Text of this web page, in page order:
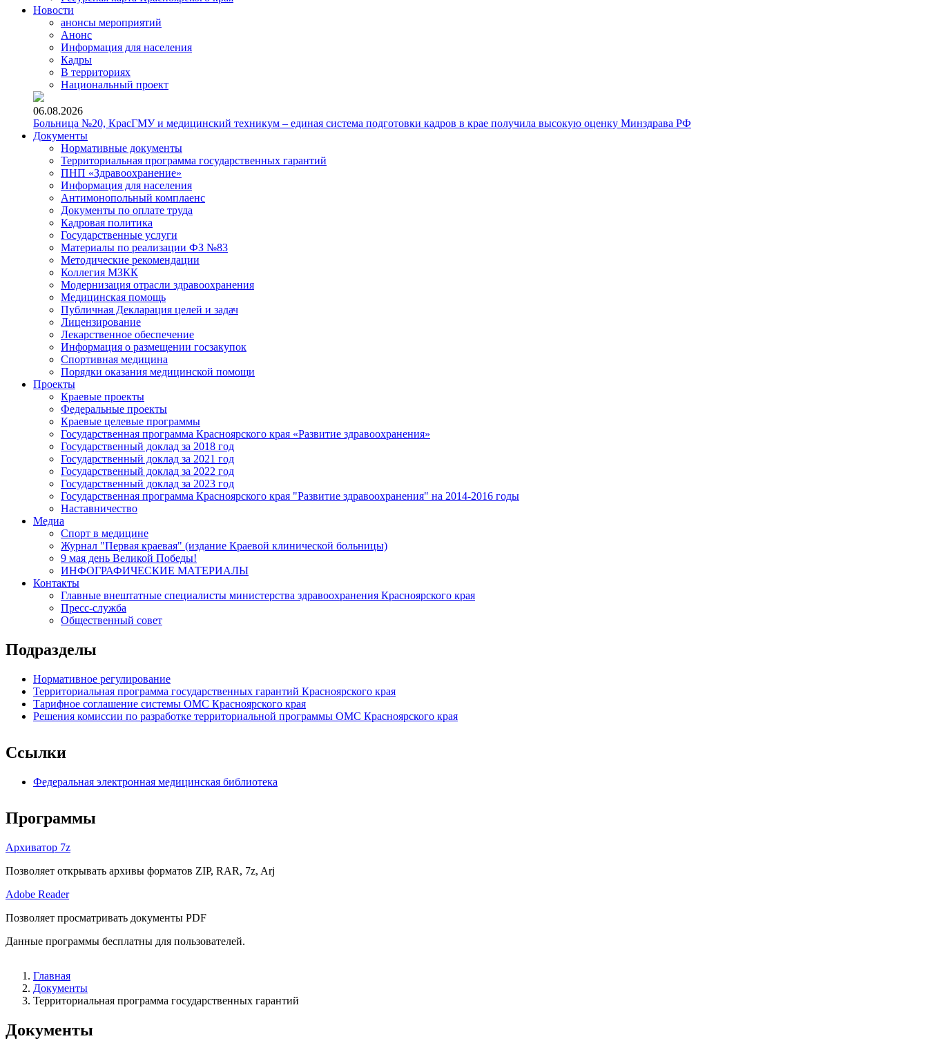
Новости
анонсы мероприятий
Анонс
Информация для населения
Кадры
В территориях
Национальный проект
06.08.2026
Больница №20, КрасГМУ и медицинский техникум – единая система подготовки кадров в крае получила высокую оценку Минздрава РФ
Документы
Нормативные документы
Территориальная программа государственных гарантий
ПНП «Здравоохранение»
Информация для населения
Антимонопольный комплаенс
Документы по оплате труда
Кадровая политика
Государственные услуги
Материалы по реализации ФЗ №83
Методические рекомендации
Коллегия МЗКК
Модернизация отрасли здравоохранения
Медицинская помощь
Публичная Декларация целей и задач
Лицензирование
Лекарственное обеспечение
Информация о размещении госзакупок
Спортивная медицина
Порядки оказания медицинской помощи
Проекты
Краевые проекты
Федеральные проекты
Краевые целевые программы
Государственная программа Красноярского края «Развитие здравоохранения»
Государственный доклад за 2018 год
Государственный доклад за 2021 год
Государственный доклад за 2022 год
Государственный доклад за 2023 год
Государственная программа Красноярского края "Развитие здравоохранения" на 2014-2016 годы
Наставничество
Медиа
Спорт в медицине
Журнал "Первая краевая" (издание Краевой клинической больницы)
9 мая день Великой Победы!
ИНФОГРАФИЧЕСКИЕ МАТЕРИАЛЫ
Контакты
Главные внештатные специалисты министерства здравоохранения Красноярского края
Пресс-служба
Общественный совет
Подразделы
Нормативное регулирование
Территориальная программа государственных гарантий Красноярского края
Тарифное соглашение системы ОМС Красноярского края
Решения комиссии по разработке территориальной программы ОМС Красноярского края
Ссылки
Федеральная электронная медицинская библиотека
Программы
Архиватор 7z
Позволяет открывать архивы форматов ZIP, RAR, 7z, Arj
Adobe Reader
Позволяет просматривать документы PDF
Данные программы бесплатны для пользователей.
Главная
Документы
Территориальная программа государственных гарантий
Документы